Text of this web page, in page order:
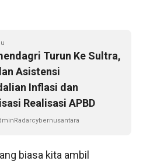
Turun Ke Sultra,
Asistensi
Inflasi dan
Realisasi APBD
biasa kita ambil